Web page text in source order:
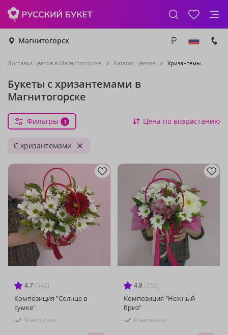
Магнитогорск
Доставка цветов в Магнитогорске Каталог цветов Хризантемы
Букеты с хризантемами в
Магнитогорске
Фильтры 1 Цена по возрастанию
С хризантемами
4.7 (342)
Композиция "Солнце в
сумке"
В наличии
4.8 (352)
Композиция "Нежный
бриз"
В наличии